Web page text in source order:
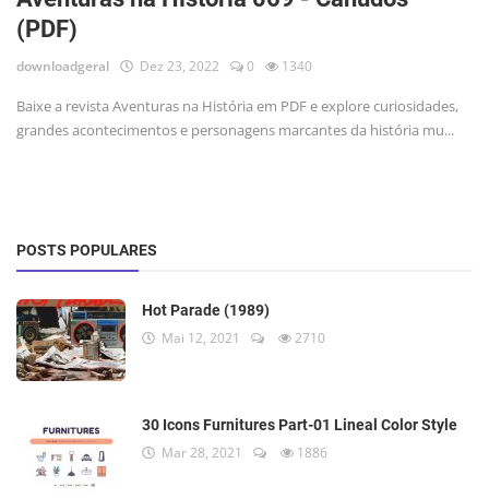
(PDF)
downloadgeral Dez 23, 2022 0 1340
Baixe a revista Aventuras na História em PDF e explore curiosidades,
grandes acontecimentos e personagens marcantes da história mu...
POSTS POPULARES
Hot Parade (1989)
Mai 12, 2021 2710
30 Icons Furnitures Part-01 Lineal Color Style
Mar 28, 2021 1886